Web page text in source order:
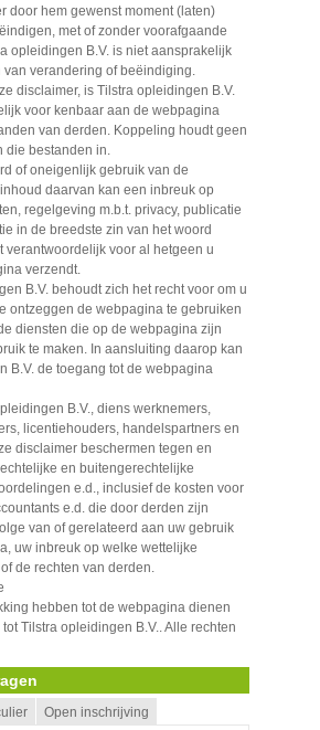
door hem gewenst moment (laten)
met of zonder voorafgaande
opleidingen B.V. is niet aansprakelijk
verandering of beëindiging.
disclaimer, is Tilstra opleidingen B.V.
voor kenbaar aan de webpagina
van derden. Koppeling houdt geen
bestanden in.
of oneigenlijk gebruik van de
daarvan kan een inbreuk op
regelgeving m.b.t. privacy, publicatie
in de breedste zin van het woord
verantwoordelijk voor al hetgeen u
verzendt.
B.V. behoudt zich het recht voor om u
ontzeggen de webpagina te gebruiken
diensten die op de webpagina zijn
te maken. In aansluiting daarop kan
B.V. de toegang tot de webpagina
B.V., diens werknemers,
licentiehouders, handelspartners en
disclaimer beschermen tegen en
en buitengerechtelijke
e.d., inclusief de kosten voor
e.d. die door derden zijn
van of gerelateerd aan uw gebruik
uw inbreuk op welke wettelijke
de rechten van derden.
hebben tot de webpagina dienen
Tilstra opleidingen B.V.. Alle rechten
Open inschrijving